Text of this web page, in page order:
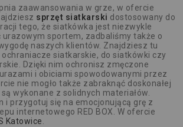
zaawansowania w grze, w ofercie
sprzęt siatkarski dostosowany do
tego, że siatkówka jest niezwykle
urazowym sportem, zadbaliśmy także o
naszych klientów. Znajdziesz tu
siatkarskie, do siatkówki czy
Dzięki nim ochronisz zmęczone
i obiciami spowodowanymi przez
nie mogło także zabraknąć doskonałej
wykonane z solidnych materiałów.
i przygotuj się na emocjonującą grę z
internetowego RED BOX. W ofercie
Katowice.